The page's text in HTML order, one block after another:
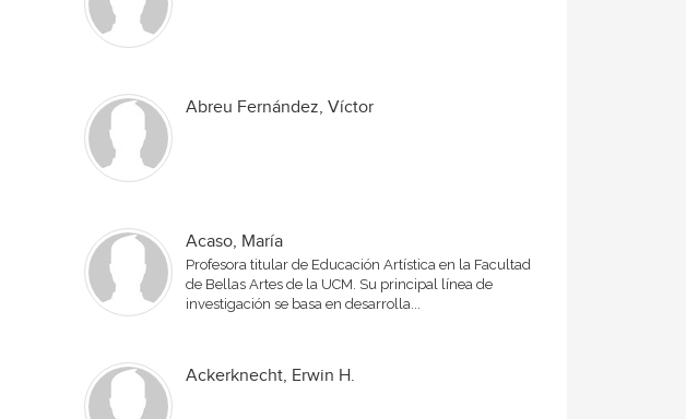
Abreu Fernández, Víctor
Acaso, María
Profesora titular de Educación Artística en la Facultad
de Bellas Artes de la UCM. Su principal línea de
investigación se basa en desarrolla...
Ackerknecht, Erwin H.